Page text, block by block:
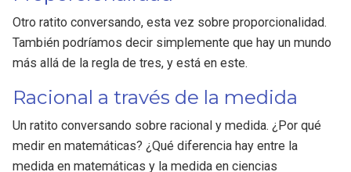
Otro ratito conversando, esta vez sobre proporcionalidad.
También podríamos decir simplemente que hay un mundo
más allá de la regla de tres, y está en este.
Racional a través de la medida
Un ratito conversando sobre racional y medida. ¿Por qué
medir en matemáticas? ¿Qué diferencia hay entre la
medida en matemáticas y la medida en ciencias